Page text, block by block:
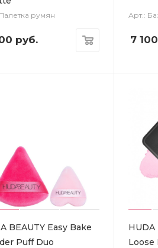
румян
руб.
Арт.:
7 100
BEAUTY Easy Bake
Puff Duo
HUDA
Loose